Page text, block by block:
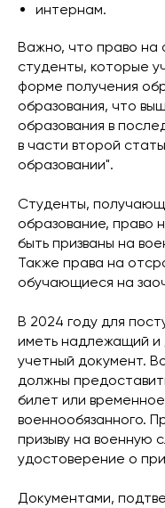
интернам.
Важно, что право на
студенты, которые
форме получения
образования, что
образования в
в части второй
образовании".
Студенты,
образование, право
быть призваны на
Также права на
обучающиеся на
В 2024 году для
иметь надлежащий и
учетный документ.
должны
билет или
военнообязанного.
призыву на военную
удостоверение о
Документами,